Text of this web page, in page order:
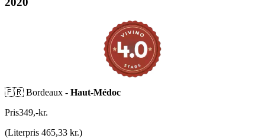
🇫🇷 Bordeaux - Haut-Médoc
Pris349,-kr.
(Literpris 465,33 kr.)